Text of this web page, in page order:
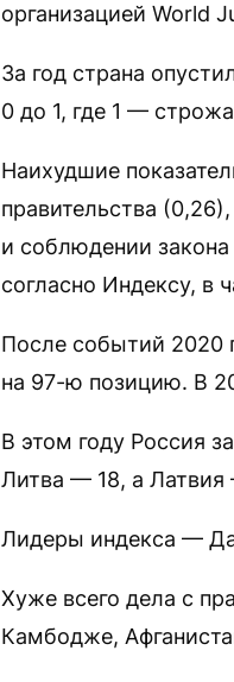
организацией World
За год страна
0 до 1, где 1 —
Наихудшие
правительства
и соблюдении
согласно Индексу, в
После событий 2020
на 97-ю позицию. В
В этом году Россия
Литва — 18, а Латвия
Лидеры индекса —
Хуже всего дела с
Камбодже,